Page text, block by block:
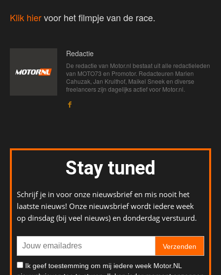
Klik hiervoor het filmpje van de race.
Redactie
De redactie van Motor.nl bestaat uit alle redactieleden
van MOTO73 en Promotor. Redacteuren Marien
Cahuzak, Jan Kruithof, Maikel Sneek en diverse
freelancers zijn dagelijks actief voor Motor.nl.
Stay tuned
Schrijf je in voor onze nieuwsbrief en mis nooit het
laatste nieuws! Onze nieuwsbrief wordt iedere week
op dinsdag (bij veel nieuws) en donderdag verstuurd.
Verzenden
Ik geef toestemming om mij iedere week Motor.NL